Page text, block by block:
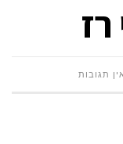
תגובות